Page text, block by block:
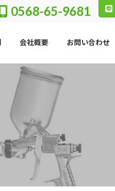
0568-65-9681
会社概要 お問い合わせ